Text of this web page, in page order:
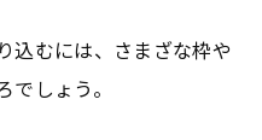
込むには、さまざな枠や
しょう。